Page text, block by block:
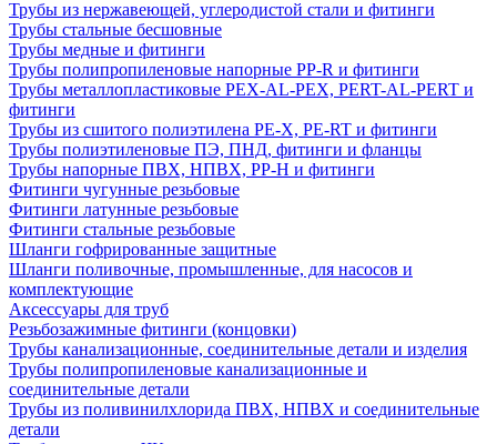
Трубы из нержавеющей, углеродистой стали и фитинги
Трубы стальные бесшовные
Трубы медные и фитинги
Трубы полипропиленовые напорные PP-R и фитинги
Трубы металлопластиковые PEX-AL-PEX, PERT-AL-PERT и
фитинги
Трубы из сшитого полиэтилена PE-X, PE-RT и фитинги
Трубы полиэтиленовые ПЭ, ПНД, фитинги и фланцы
Трубы напорные ПВХ, НПВХ, PP-H и фитинги
Фитинги чугунные резьбовые
Фитинги латунные резьбовые
Фитинги стальные резьбовые
Шланги гофрированные защитные
Шланги поливочные, промышленные, для насосов и
комплектующие
Аксессуары для труб
Резьбозажимные фитинги (концовки)
Трубы канализационные, соединительные детали и изделия
Трубы полипропиленовые канализационные и
соединительные детали
Трубы из поливинилхлорида ПВХ, НПВХ и соединительные
детали